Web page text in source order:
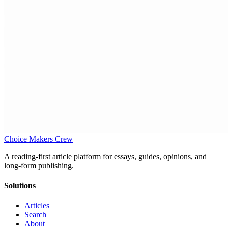
Choice Makers Crew
A reading-first article platform for essays, guides, opinions, and
long-form publishing.
Solutions
Articles
Search
About